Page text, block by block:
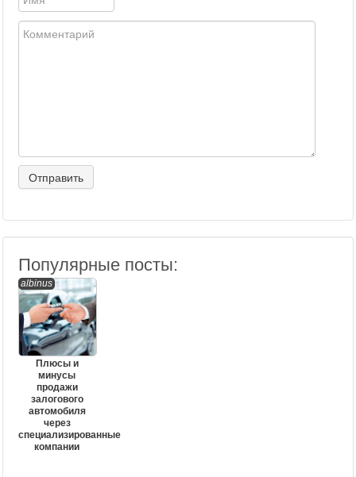
Популярные посты:
albinus
Плюсы и
минусы
продажи
залогового
автомобиля
через
специализированные
компании